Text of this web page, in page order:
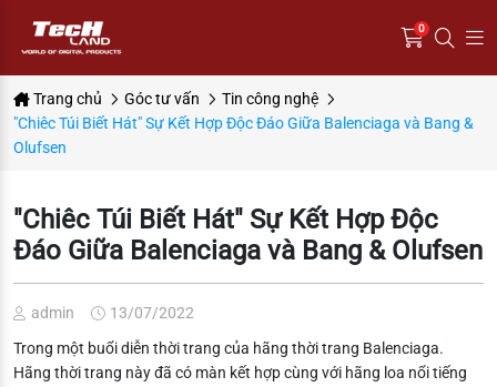
0
Trang chủ Góc tư vấn
Tin công nghệ
"Chiêc Túi Biết Hát" Sự Kết Hợp Độc Đáo Giữa Balenciaga và Bang &
Olufsen
"Chiêc Túi Biết Hát" Sự Kết Hợp Độc
Đáo Giữa Balenciaga và Bang & Olufsen
admin
13/07/2022
Trong một buổi diễn thời trang của hãng thời trang Balenciaga.
Hãng thời trang này đã có màn kết hợp cùng với hãng loa nổi tiếng